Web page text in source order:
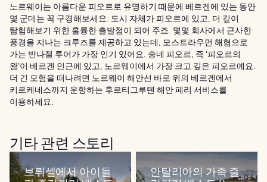
노르웨이는 아름다운 피오르로 유명하기 때문에 베르겐에 있는 동안
몇 군데는 꼭 구경해보세요. 도시 자체가 피오르에 있고, 더 깊이
탐험해보기 위한 훌륭한 출발점이 되어 주죠. 몇몇 회사에서 근사한
풍경을 지나는 크루즈를 제공하고 있는데, 모스트라우먼 해협으로
가는 반나절 투어가 가장 인기 있어요. 송네 피오르, 즉 ‘피오르의
왕’이 베르겐 인근에 있고, 노르웨이에서 가장 크고 깊은 피오르예요.
더 긴 모험을 떠나려면 노르웨이 해안선 바로 위의 베르겐에서
키르케네스까지 운항하는 후르티그루텐 해안 페리 서비스를
이용하세요.
기타 관련 스토리
브뤼셀에서 아이들
안탈리아의 가족 즐